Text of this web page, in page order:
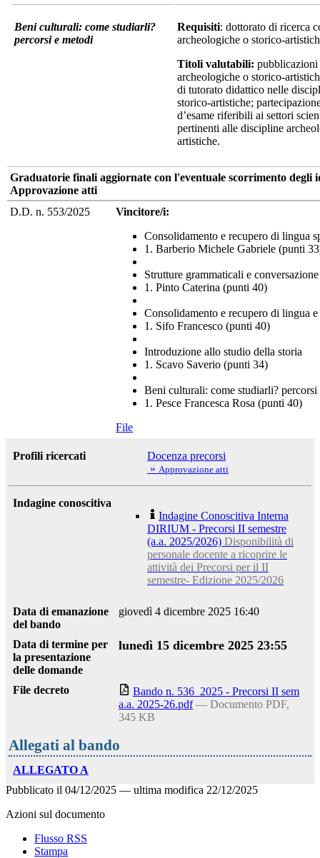
Beni culturali: come studiarli?
percorsi e metodi
Requisiti: dottorato di ricerca
archeologiche o storico-
Titoli valutabili:
archeologiche o storico-
di tutorato didattico nelle
storico-artistiche;
d’esame riferibili ai settori
pertinenti alle discipline
artistiche.
Graduatorie finali aggiornate con l'eventuale scorrimento degli
Approvazione atti
D.D. n. 553/2025
Vincitore/i:
Consolidamento e recupero di lingua
1. Barberio Michele Gabriele (punti
Strutture grammaticali e
1. Pinto Caterina (punti 40)
Consolidamento e recupero di lingua
1. Sifo Francesco (punti 40)
Introduzione allo studio della storia
1. Scavo Saverio (punti 34)
Beni culturali: come studiarli? percorsi
1. Pesce Francesca Rosa (punti 40)
File
Profili ricercati
Docenza precorsi
» Approvazione atti
Indagine conoscitiva
Indagine Conoscitiva Interna
DIRIUM - Precorsi II semestre
(a.a. 2025/2026) Disponibilità di
personale docente a ricoprire le
attività dei Precorsi per il II
semestre- Edizione 2025/2026
Data di emanazione
del bando
giovedì 4 dicembre 2025 16:40
Data di termine per
la presentazione
delle domande
lunedì 15 dicembre 2025 23:55
File decreto
Bando n. 536_2025 - Precorsi II sem
a.a. 2025-26.pdf — Documento PDF,
345 KB
Allegati al bando
ALLEGATO A
Pubblicato il 04/12/2025 — ultima modifica 22/12/2025
Azioni sul documento
Flusso RSS
Stampa